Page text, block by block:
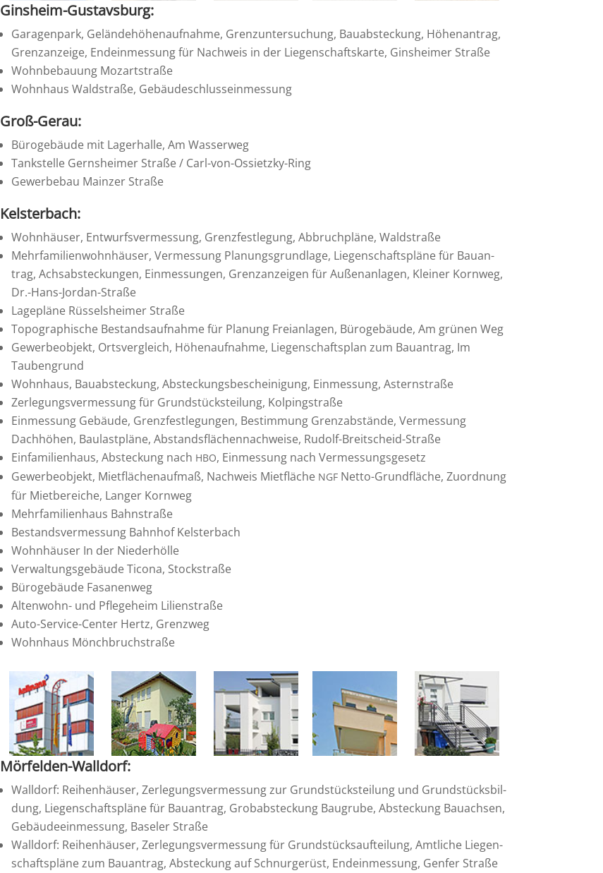
Ginsheim-Gustavs­burg:
Garagen­park, Gelän­de­hö­hen­auf­nahme, Grenz­un­ter­su­chung, Bauab­ste­ckung, Höhen­an­trag,
Grenz­an­zeige, Endein­mes­sung für Nachweis in der Liegen­schafts­karte, Ginsheimer Straße
Wohnbe­bauung Mozartstraße
Wohnhaus Waldstraße, Gebäudeschlusseinmessung
Groß-Gerau:
Büroge­bäude mit Lager­halle, Am Wasserweg
Tankstelle Gerns­heimer Straße / Carl-von-Ossietzky-Ring
Gewer­bebau Mainzer Straße
Kelster­bach:
Wohnhäuser, Entwurfs­ver­mes­sung, Grenz­fest­le­gung, Abbruch­pläne, Waldstraße
Mehrfa­mi­li­en­wohn­häuser, Vermes­sung Planungs­grund­lage, Liegen­schafts­pläne für Bauan­
trag, Achsab­ste­ckungen, Einmes­sungen, Grenz­an­zeigen für Außen­an­lagen, Kleiner Kornweg,
Dr.-Hans-Jordan-Straße
Lagepläne Rüssels­heimer Straße
Topogra­phi­sche Bestands­auf­nahme für Planung Freian­lagen, Büroge­bäude, Am grünen Weg
Gewer­be­ob­jekt, Ortsver­gleich, Höhen­auf­nahme, Liegen­schafts­plan zum Bauan­trag, Im
Taubengrund
Wohnhaus, Bauab­ste­ckung, Abste­ckungs­be­schei­ni­gung, Einmes­sung, Asternstraße
Zerle­gungs­ver­mes­sung für Grund­stücks­tei­lung, Kolpingstraße
Einmes­sung Gebäude, Grenz­fest­le­gungen, Bestim­mung Grenz­ab­stände, Vermes­sung
Dachhöhen, Baulast­pläne, Abstands­flä­chen­nach­weise, Rudolf-Breitscheid-Straße
Einfa­mi­li­en­haus, Abste­ckung nach HBO, Einmes­sung nach Vermessungsgesetz
Gewer­be­ob­jekt, Mietflä­chen­aufmaß, Nachweis Mietfläche NGF Netto-Grund­fläche, Zuord­nung
für Mietbe­reiche, Langer Kornweg
Mehrfa­mi­li­en­haus Bahnstraße
Bestands­ver­mes­sung Bahnhof Kelsterbach
Wohnhäuser In der Niederhölle
Verwal­tungs­ge­bäude Ticona, Stockstraße
Büroge­bäude Fasanenweg
Alten­wohn- und Pflege­heim Lilienstraße
Auto-Service-Center Hertz, Grenzweg
Wohnhaus Mönch­bruch­straße
Mörfelden-Walldorf:
Walldorf: Reihen­häuser, Zerle­gungs­ver­mes­sung zur Grund­stücks­tei­lung und Grund­stücks­bil­
dung, Liegen­schafts­pläne für Bauan­trag, Grobab­ste­ckung Baugrube, Abste­ckung Bauachsen,
Gebäu­de­ein­mes­sung, Baseler Straße
Walldorf: Reihen­häuser, Zerle­gungs­ver­mes­sung für Grund­stücks­auf­tei­lung, Amtliche Liegen­
schafts­pläne zum Bauan­trag, Abste­ckung auf Schnur­ge­rüst, Endein­mes­sung, Genfer Straße